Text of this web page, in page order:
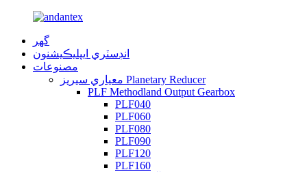
گهر
انڊسٽري ايپليڪيشنون
مصنوعات
معياري سيريز Planetary Reducer
PLF Methodland Output Gearbox
PLF040
PLF060
PLF080
PLF090
PLF120
PLF160